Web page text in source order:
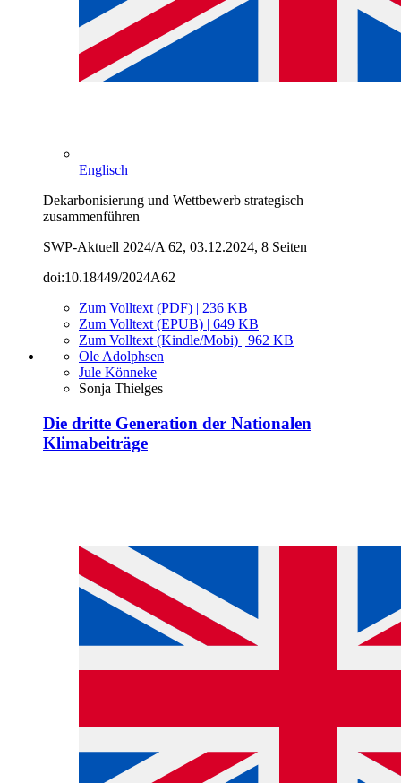
Englisch
Dekarbonisierung und Wettbewerb strategisch
zusammenführen
SWP-Aktuell 2024/A 62, 03.12.2024, 8 Seiten
doi:10.18449/2024A62
Zum Volltext (PDF) | 236 KB
Zum Volltext (EPUB) | 649 KB
Zum Volltext (Kindle/Mobi) | 962 KB
Ole Adolphsen
Jule Könneke
Sonja Thielges
Die dritte Generation der Nationalen
Klimabeiträge